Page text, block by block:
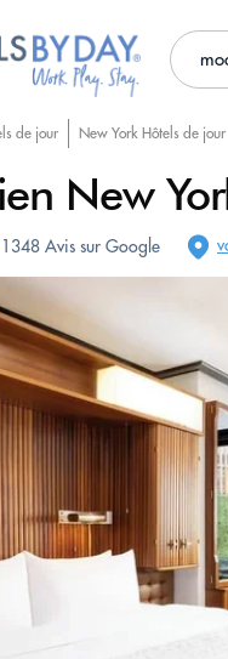
de jour New York Hôtels de jour
New
1348 Avis sur Google